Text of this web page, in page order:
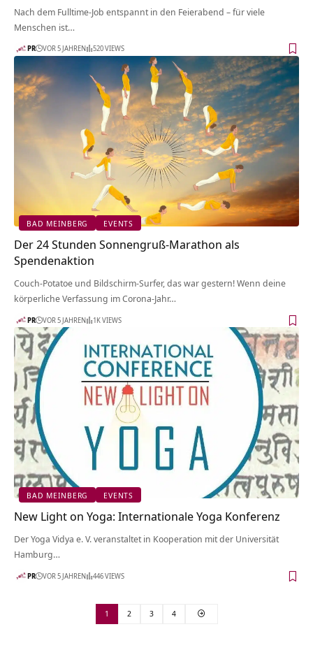
Nach dem Fulltime-Job entspannt in den Feierabend – für viele
Menschen ist…
PR VOR 5 JAHREN 520 VIEWS
BAD MEINBERG EVENTS
Der 24 Stunden Sonnengruß-Marathon als
Spendenaktion
Couch-Potatoe und Bildschirm-Surfer, das war gestern! Wenn deine
körperliche Verfassung im Corona-Jahr…
PR VOR 5 JAHREN 1K VIEWS
BAD MEINBERG EVENTS
New Light on Yoga: Internationale Yoga Konferenz
Der Yoga Vidya e. V. veranstaltet in Kooperation mit der Universität
Hamburg…
PR VOR 5 JAHREN 446 VIEWS
1 2 3 4